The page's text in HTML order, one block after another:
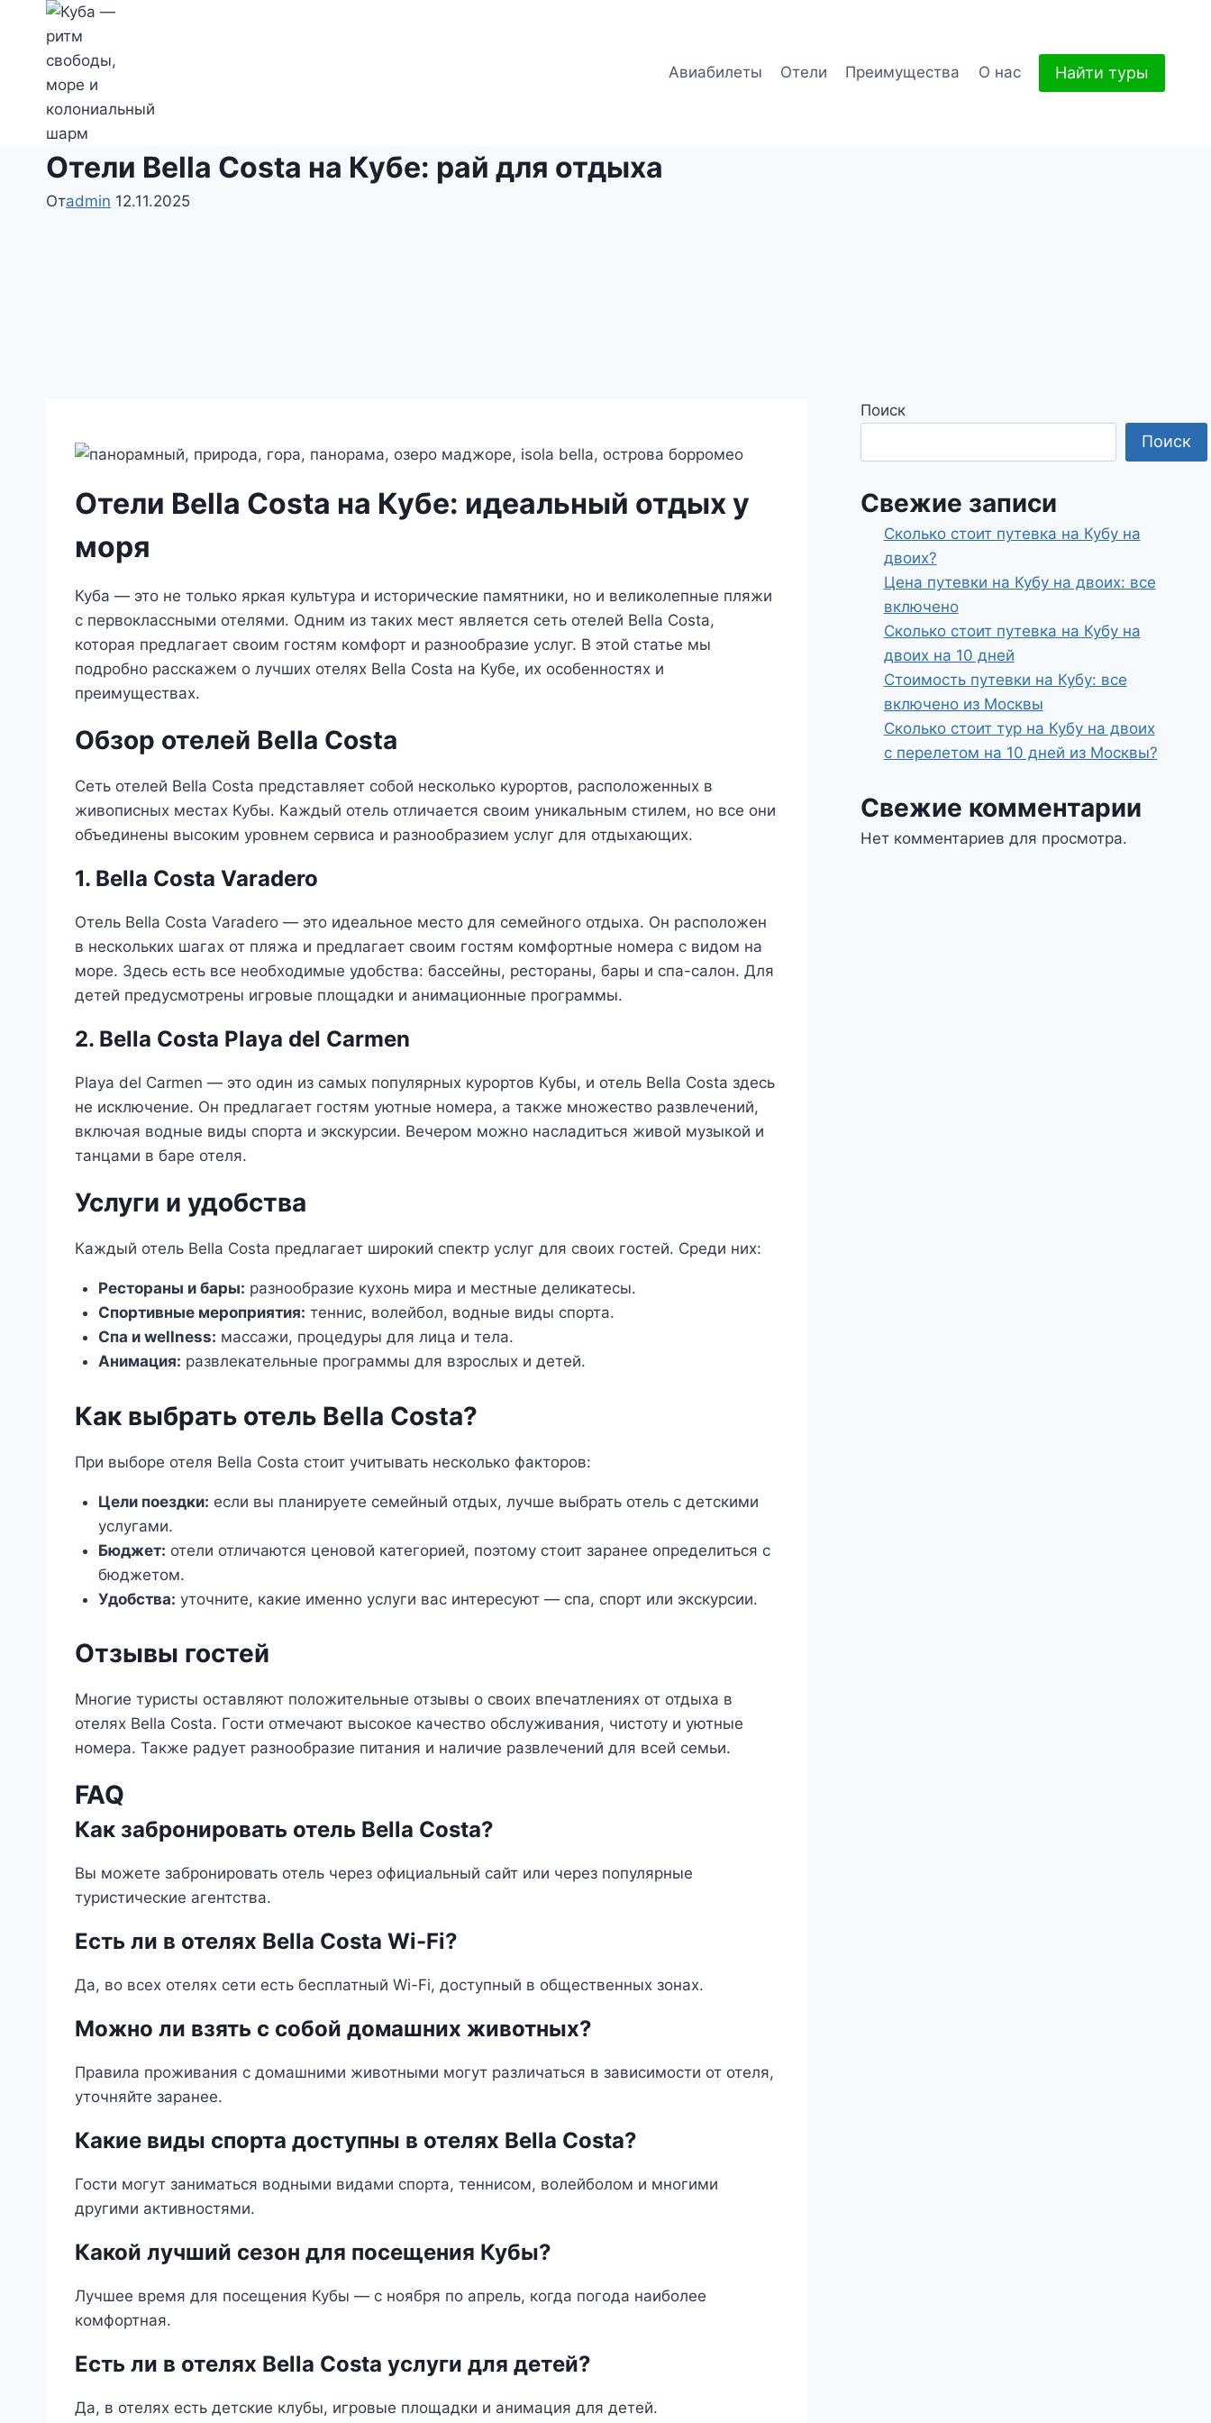
Перейти
содержимому
Авиабилеты Отели Преимущества О нас Найти туры
Отели Bella Costa на Кубе: рай для отдыха
Отadmin 12.11.2025
Отели Bella Costa на Кубе: идеальный отдых у
моря
Куба — это не только яркая культура и исторические памятники, но и великолепные пляжи
с первоклассными отелями. Одним из таких мест является сеть отелей Bella Costa,
которая предлагает своим гостям комфорт и разнообразие услуг. В этой статье мы
подробно расскажем о лучших отелях Bella Costa на Кубе, их особенностях и
преимуществах.
Обзор отелей Bella Costa
Сеть отелей Bella Costa представляет собой несколько курортов, расположенных в
живописных местах Кубы. Каждый отель отличается своим уникальным стилем, но все они
объединены высоким уровнем сервиса и разнообразием услуг для отдыхающих.
1. Bella Costa Varadero
Отель Bella Costa Varadero — это идеальное место для семейного отдыха. Он расположен
в нескольких шагах от пляжа и предлагает своим гостям комфортные номера с видом на
море. Здесь есть все необходимые удобства: бассейны, рестораны, бары и спа-салон. Для
детей предусмотрены игровые площадки и анимационные программы.
2. Bella Costa Playa del Carmen
Playa del Carmen — это один из самых популярных курортов Кубы, и отель Bella Costa здесь
не исключение. Он предлагает гостям уютные номера, а также множество развлечений,
включая водные виды спорта и экскурсии. Вечером можно насладиться живой музыкой и
танцами в баре отеля.
Услуги и удобства
Каждый отель Bella Costa предлагает широкий спектр услуг для своих гостей. Среди них:
Рестораны и бары: разнообразие кухонь мира и местные деликатесы.
Спортивные мероприятия: теннис, волейбол, водные виды спорта.
Спа и wellness: массажи, процедуры для лица и тела.
Анимация: развлекательные программы для взрослых и детей.
Как выбрать отель Bella Costa?
При выборе отеля Bella Costa стоит учитывать несколько факторов:
Цели поездки: если вы планируете семейный отдых, лучше выбрать отель с детскими
услугами.
Бюджет: отели отличаются ценовой категорией, поэтому стоит заранее определиться с
бюджетом.
Удобства: уточните, какие именно услуги вас интересуют — спа, спорт или экскурсии.
Отзывы гостей
Многие туристы оставляют положительные отзывы о своих впечатлениях от отдыха в
отелях Bella Costa. Гости отмечают высокое качество обслуживания, чистоту и уютные
номера. Также радует разнообразие питания и наличие развлечений для всей семьи.
FAQ
Как забронировать отель Bella Costa?
Вы можете забронировать отель через официальный сайт или через популярные
туристические агентства.
Есть ли в отелях Bella Costa Wi-Fi?
Да, во всех отелях сети есть бесплатный Wi-Fi, доступный в общественных зонах.
Можно ли взять с собой домашних животных?
Правила проживания с домашними животными могут различаться в зависимости от отеля,
уточняйте заранее.
Какие виды спорта доступны в отелях Bella Costa?
Гости могут заниматься водными видами спорта, теннисом, волейболом и многими
другими активностями.
Какой лучший сезон для посещения Кубы?
Лучшее время для посещения Кубы — с ноября по апрель, когда погода наиболее
комфортная.
Есть ли в отелях Bella Costa услуги для детей?
Да, в отелях есть детские клубы, игровые площадки и анимация для детей.
Поиск
Поиск
Свежие записи
Сколько стоит путевка на Кубу на
двоих?
Цена путевки на Кубу на двоих: все
включено
Сколько стоит путевка на Кубу на
двоих на 10 дней
Стоимость путевки на Кубу: все
включено из Москвы
Сколько стоит тур на Кубу на двоих
с перелетом на 10 дней из Москвы?
Свежие комментарии
Нет комментариев для просмотра.